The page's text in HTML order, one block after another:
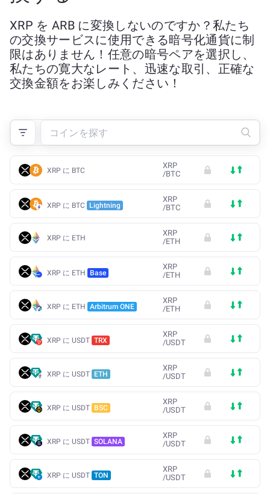
XRP を ARB に変換しないのですか？私たち
の交換サービスに使用できる暗号化通貨に制
限はありません！任意の暗号ペアを選択し、
私たちの寛大なレート、迅速な取引、正確な
交換金額をお楽しみください！
XRP に BTC
XRP
/BTC
XRP に BTC Lightning
XRP
/BTC
XRP に ETH
XRP
/ETH
XRP に ETH Base
XRP
/ETH
XRP に ETH Arbitrum ONE
XRP
/ETH
XRP に USDT TRX
XRP
/USDT
XRP に USDT ETH
XRP
/USDT
XRP に USDT BSC
XRP
/USDT
XRP に USDT SOLANA
XRP
/USDT
XRP に USDT TON
XRP
/USDT